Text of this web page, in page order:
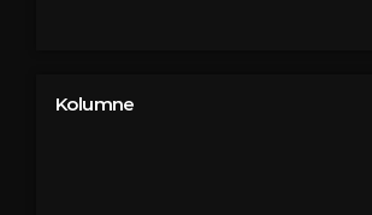
Kolumne